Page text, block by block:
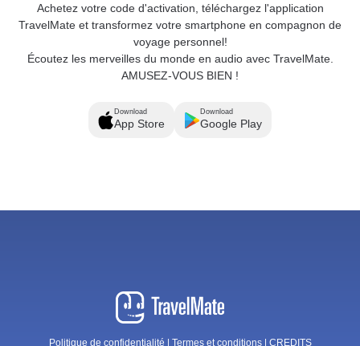
Achetez votre code d'activation, téléchargez l'application
TravelMate et transformez votre smartphone en compagnon de
voyage personnel!
Écoutez les merveilles du monde en audio avec TravelMate.
AMUSEZ-VOUS BIEN !
Download
App Store
Download
Google Play
Politique de confidentialité Termes et conditions CREDITS